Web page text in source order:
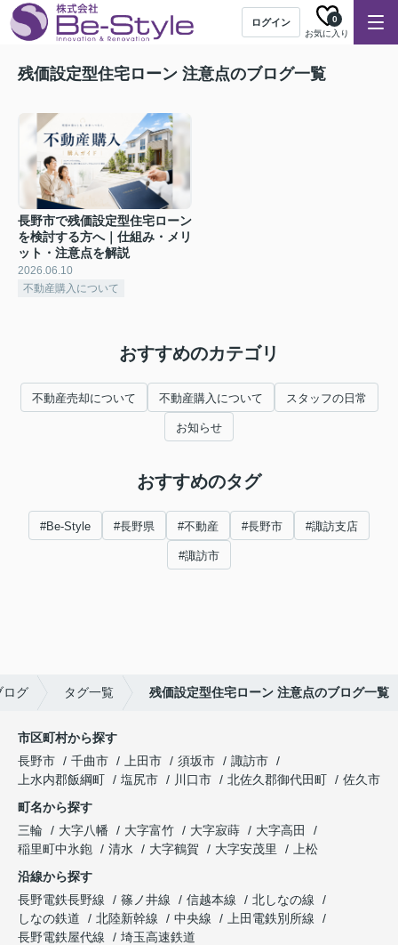
ログイン
お気に入り
0
残価設定型住宅ローン 注意点のブログ一覧
長野市で残価設定型住宅ローン
を検討する方へ｜仕組み・メリ
ット・注意点を解説
2026.06.10
不動産購入について
おすすめのカテゴリ
不動産売却について 不動産購入について スタッフの日常
お知らせ
おすすめのタグ
#Be-Style #長野県 #不動産 #長野市 #諏訪支店
#諏訪市
ログ タグ一覧 残価設定型住宅ローン 注意点のブログ一覧
市区町村から探す
長野市
千曲市 上田市 須坂市
諏訪市
上水内郡飯綱町
塩尻市 川口市 北佐久郡御代田町
佐久市
町名から探す
三輪
大字八幡 大字富竹 大字寂蒔
大字高田
稲里町中氷鉋
清水 大字鶴賀 大字安茂里
上松
沿線から探す
長野電鉄長野線
篠ノ井線 信越本線
北しなの線
しなの鉄道
北陸新幹線 中央線
上田電鉄別所線
長野電鉄屋代線
埼玉高速鉄道